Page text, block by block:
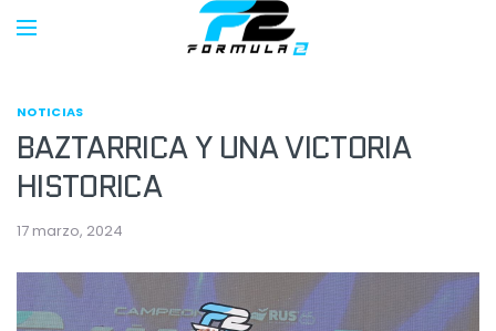
NOTICIAS
BAZTARRICA Y UNA VICTORIA
HISTORICA
17 marzo, 2024